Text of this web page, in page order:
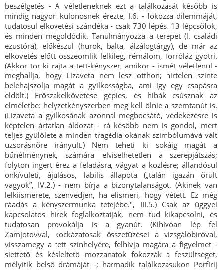
beszélgetés - A véletleneknek ezt a találkozását később is
mindig nagyon különösnek érezte, I.6. - fokozza dilemmáját,
tudatosul elkövetési szándéka - csak 730 lépés, 13 lépcsőfok,
és minden megoldódik. Tanulmányozza a terepet (l. családi
ezüstóra), előkészül (hurok, balta, álzálogtárgy), de már az
elkövetés előtt összeomlik lelkileg, rémálom, forróláz gyötri.
(Akkor tör ki rajta a tett-kényszer, amikor - ismét véletlenül -
meghallja, hogy Lizaveta nem lesz otthon; hirtelen szinte
belehajszolja magát a gyilkosságba, ami így egy csapásra
eldőlt.) Erőszakelkövetése gépies, és hibák csúsznak az
elméletbe: helyzetkényszerben meg kell ölnie a szemtanút is.
(Lizaveta a gyilkosának azonnal megbocsátó, védekezésre is
képtelen ártatlan áldozat - rá később nem is gondol, mert
teljes gyűlölete a minden tragédia okának szimbólumává vált
uzsorásnőre irányult.) Nem teheti ki sokáig magát a
bűnélménynek, számára elviselhetetlen a szerepjátszás;
folyton ingert érez a feladásra, vágyat a közlésre; állandósul
önkívületi, ájulásos, labilis állapota („talán igazán őrült
vagyok”, IV.2.) - nem bírja a bizonytalanságot. (Akinek van
lelkiismerete, szenvedjen, ha elismeri, hogy vétett. Ez még
ráadás a kényszermunka tetejébe.", III.5.) Csak az üggyel
kapcsolatos hírek foglalkoztatják, nem tud kikapcsolni, és
tudatosan provokálja is a gyanút. (Kihívóan lép fel
Zamjotovval, kockázatosak összetűzései a vizsgálóbíróval,
visszamegy a tett színhelyére, felhívja magára a figyelmet -
siettető és késleltető mozzanatok fokozzák a feszültséget,
mélyítik belső drámáját -; harmadik találkozásukon Porfirij